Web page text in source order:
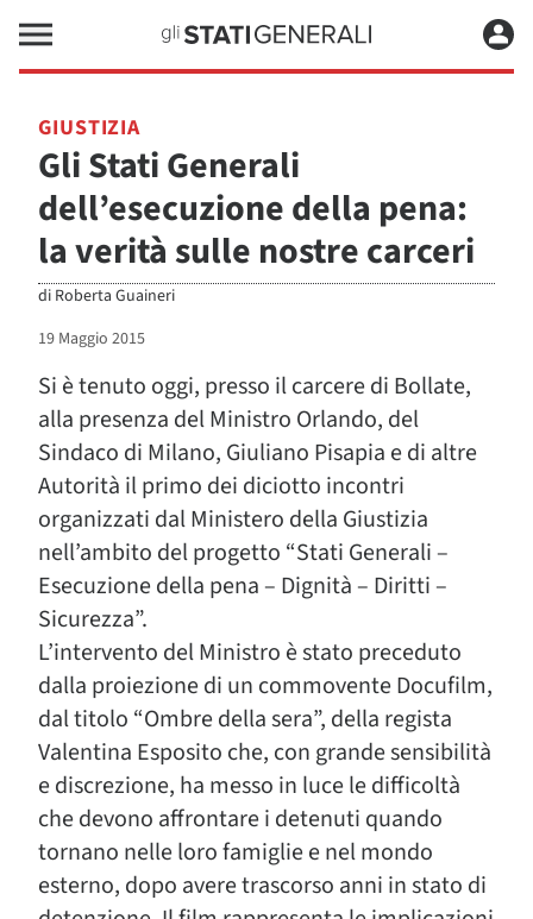
GIUSTIZIA
Gli Stati Generali
dell’esecuzione della pena:
la verità sulle nostre carceri
di Roberta Guaineri
19 Maggio 2015
Si è tenuto oggi, presso il carcere di Bollate,
alla presenza del Ministro Orlando, del
Sindaco di Milano, Giuliano Pisapia e di altre
Autorità il primo dei diciotto incontri
organizzati dal Ministero della Giustizia
nell’ambito del progetto “Stati Generali –
Esecuzione della pena – Dignità – Diritti –
Sicurezza”.
L’intervento del Ministro è stato preceduto
dalla proiezione di un commovente Docufilm,
dal titolo “Ombre della sera”, della regista
Valentina Esposito che, con grande sensibilità
e discrezione, ha messo in luce le difficoltà
che devono affrontare i detenuti quando
tornano nelle loro famiglie e nel mondo
esterno, dopo avere trascorso anni in stato di